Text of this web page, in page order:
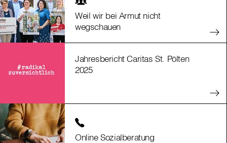
Weil wir bei Armut nicht
wegschauen
Jahresbericht Caritas St. Pölten
2025
Online Sozialberatung